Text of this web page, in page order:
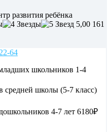
развития ребёнка
5,00 161
64
школьников 1-4
средней школы (5-7 класс)
4-7 лет 6180₽